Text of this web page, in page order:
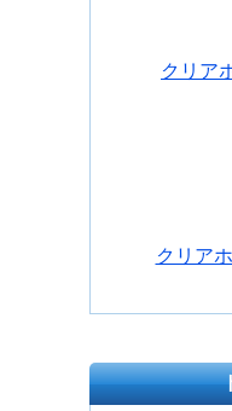
クリア
クリア